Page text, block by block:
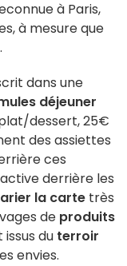
à Paris,
à mesure que
dans une
déjeuner
dessert, 25€
des assiettes
ces
derrière les
la carte très
de produits
du terroir
envies.